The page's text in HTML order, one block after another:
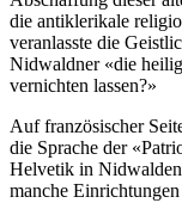
die antiklerikale
veranlasste die
Nidwaldner «die
vernichten lassen?»
Auf französischer
die Sprache der
Helvetik in
manche